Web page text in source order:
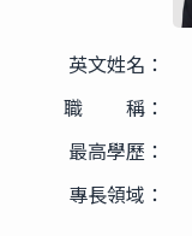
英文姓名：
職 稱：
最高學歷：
專長領域：